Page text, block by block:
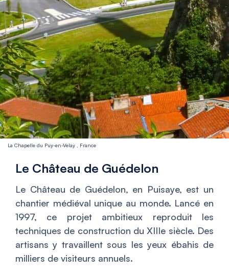
La Chapelle du Puy-en-Velay , France
Le Château de Guédelon
Le Château de Guédelon, en Puisaye, est un
chantier médiéval unique au monde. Lancé en
1997, ce projet ambitieux reproduit les
techniques de construction du XIIIe siècle. Des
artisans y travaillent sous les yeux ébahis de
milliers de visiteurs annuels.